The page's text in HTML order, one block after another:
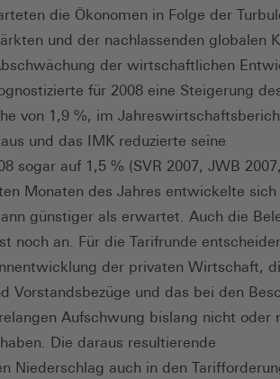
die Ökonomen in Folge der
und der nachlassenden globalen
der wirtschaftlichen
für 2008 eine Steigerung
von 1,9 %, im
und das IMK reduzierte seine
sogar auf 1,5 % (SVR 2007, JWB
Monaten des Jahres entwickelte sich
günstiger als erwartet. Auch die
noch an. Für die Tarifrunde
der privaten Wirtschaft,
Vorstandsbezüge und das bei den
Aufschwung bislang nicht oder
Die daraus resultierende
Niederschlag auch in den